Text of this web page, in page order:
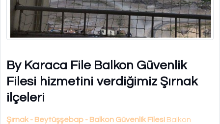
By Karaca File Balkon Güvenlik
Filesi hizmetini verdiğimiz Şırnak
ilçeleri
Şırnak - Beytüşşebap - Balkon Güvenlik Filesi Balkon